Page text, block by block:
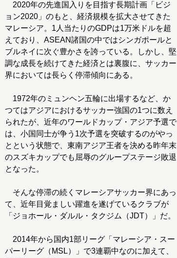
2020年の先進国入りを目指す長期計画「ビジ
ョン2020」のもと、経済規模を拡大させてきた
マレーシア。1人当たりのGDPは1万米ドルを超
えており、ASEAN諸国の中ではシンガポールと
ブルネイに次ぐ豊かさを誇っている。しかし、堅
調な成長を続けてきた経済とは裏腹に、サッカー
界においては長らく停滞傾向にある。
1972年のミュンヘン五輪に出場するなど、か
つてはアジアにおけるサッカー強国の1つに数え
られたが、近年のワールドカップ・アジア予選で
は、小国同士が争う1次予選を突破するのがやっ
とという状態で、東南アジア王者を決める昨年末
のスズキカップでも屈辱のグループステージ敗退
となった。
そんな停滞の続くマレーシアサッカー界にあっ
て、近年目覚ましい躍進を遂げているクラブが
「ジョホール・ダルル・タクジム（JDT）」だ。
2014年から国内1部リーグ「マレーシア・スー
パーリーグ（MSL）」で3連覇中なのに加えて、